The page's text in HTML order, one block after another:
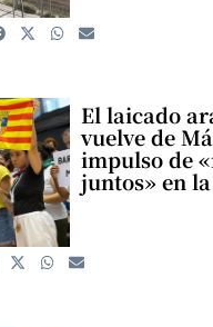
El laicado
vuelve de
impulso de
juntos» en